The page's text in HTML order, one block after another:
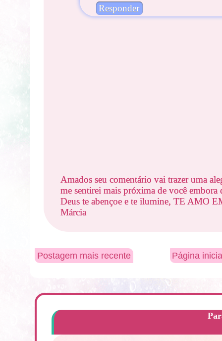
Responder
Amados seu comentário vai trazer uma
me sentirei mais próxima de você embora
Deus te abençoe e te ilumine, TE AMO
Márcia
Postagem mais recente Página